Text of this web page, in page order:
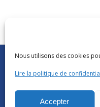
Nous utilisons des cookies
Lire la politique de
Accepter
Abonnements
Séminaires ATILF